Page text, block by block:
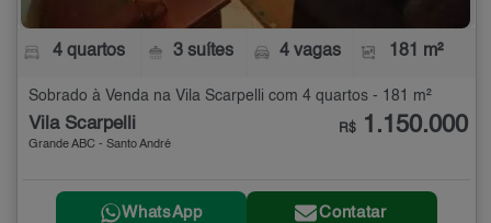
4 quartos 3 suítes 4 vagas 181 m²
Sobrado à Venda na Vila Scarpelli com 4 quartos - 181 m²
Vila Scarpelli
Grande ABC - Santo André
R$ 1.150.000
WhatsApp Contatar